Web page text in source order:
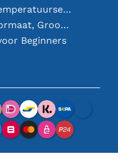
Het Kiezen van de Juiste Temperatuursensor [youtube]
18650 Batterijen: Klein in Formaat, Groot in Prestatie
Beginners